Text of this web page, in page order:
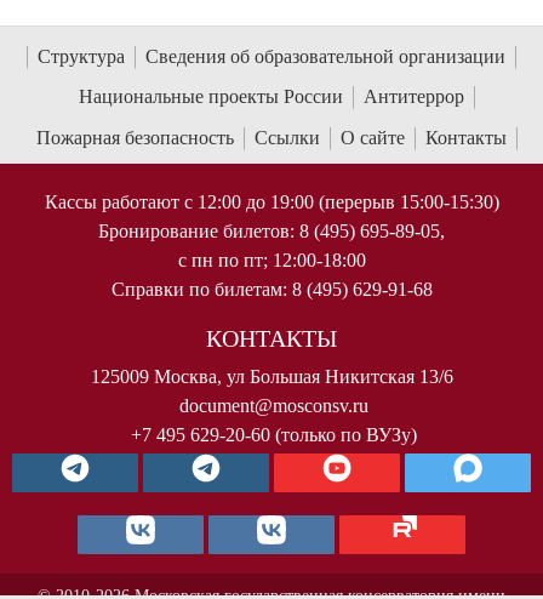
Структура
Сведения об образовательной организации
Национальные проекты России
Антитеррор
Пожарная безопасность
Ссылки О сайте Контакты
Кассы работают с 12:00 до 19:00 (перерыв 15:00-15:30)
Бронирование билетов: 8 (495) 695-89-05,
с пн по пт; 12:00-18:00
Справки по билетам: 8 (495) 629-91-68
КОНТАКТЫ
125009 Москва, ул Большая Никитская 13/6
document@mosconsv.ru
+7 495 629-20-60 (только по ВУЗу)